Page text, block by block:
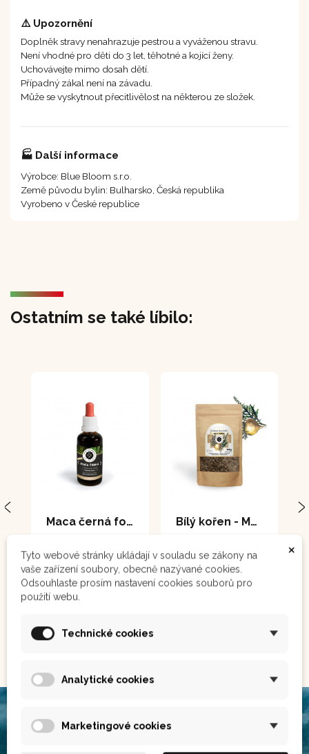
⚠️ Upozornění
Doplněk stravy nenahrazuje pestrou a vyváženou stravu.
Není vhodné pro děti do 3 let, těhotné a kojící ženy.
Uchovávejte mimo dosah dětí.
Případný zákal není na závadu.
Může se vyskytnout přecitlivělost na některou ze složek.
🏭 Další informace
Výrobce: Blue Bloom s.r.o.
Země původu bylin: Bulharsko, Česká republika
Vyrobeno v České republice
Ostatním se také líbilo:
Maca černá forte - extrakt 50 ml
vitalita, fyzické a
duševní zdraví
300 Kč
Není
Zobrazit
Bílý kořen - Maca 100 g
×
Tyto webové stránky ukládají v souladu se zákony na
vaše zařízení soubory, obecně nazývané cookies.
Odsouhlaste prosím nastavení cookies souborů pro
použití webu.
Technické cookies
Analytické cookies
Marketingové cookies